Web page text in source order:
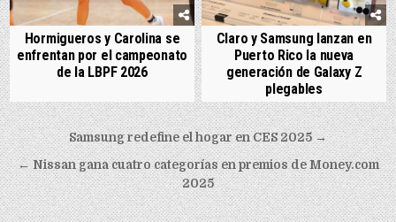
Hormigueros y Carolina se
enfrentan por el campeonato
de la LBPF 2026
Claro y Samsung lanzan en
Puerto Rico la nueva
generación de Galaxy Z
plegables
Post navigation
Samsung redefine el hogar en CES 2025 →
← Nissan gana cuatro categorías en premios de Money.com
2025